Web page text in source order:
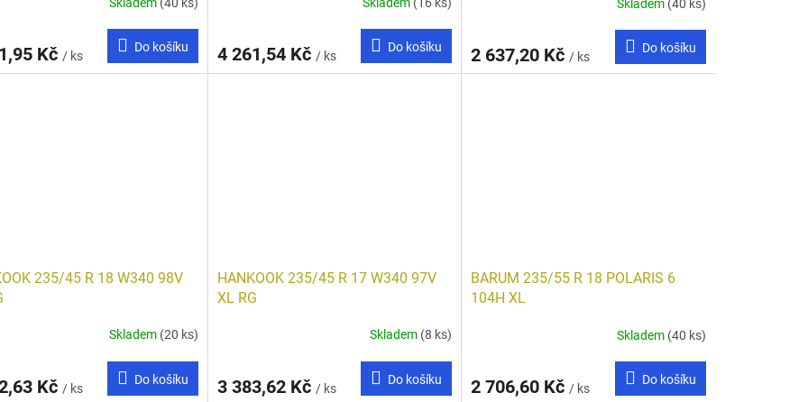
Kč / ks
Do košíku 4 261,54 Kč / ks
Do košíku
Skladem (40 ks)
2 637,20 Kč / ks
Do košíku
235/45 R 18 W340 98V
Skladem (20 ks)
Kč / ks
Do košíku
HANKOOK 235/45 R 17 W340 97V
XL RG
Skladem (8 ks)
3 383,62 Kč / ks
Do košíku
BARUM 235/55 R 18 POLARIS 6
104H XL
Skladem (40 ks)
2 706,60 Kč / ks
Do košíku